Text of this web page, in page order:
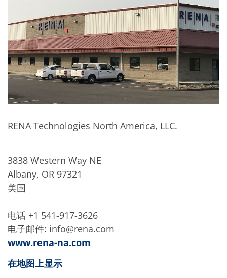
RENA Technologies North America, LLC.
3838 Western Way NE
Albany, OR 97321
美国
电话 +1 541-917-3626
电子邮件: info@rena.com
www.rena-na.com
在地图上显示